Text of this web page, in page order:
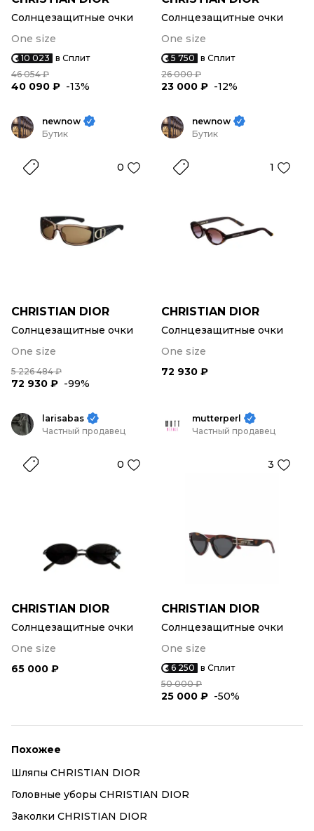
Солнцезащитные очки
One size
10 023 в Сплит
46 054 ₽
40 090 ₽ -13%
Солнцезащитные очки
One size
5 750 в Сплит
26 000 ₽
23 000 ₽ -12%
newnow
Бутик
0
CHRISTIAN DIOR
Солнцезащитные очки
One size
5 226 484 ₽
72 930 ₽ -99%
newnow
Бутик
1
CHRISTIAN DIOR
Солнцезащитные очки
One size
72 930 ₽
larisabas
Частный продавец
0
CHRISTIAN DIOR
Солнцезащитные очки
One size
65 000 ₽
mutterperl
Частный продавец
3
CHRISTIAN DIOR
Солнцезащитные очки
One size
6 250 в Сплит
50 000 ₽
25 000 ₽ -50%
Похожее
Шляпы CHRISTIAN DIOR
Головные уборы CHRISTIAN DIOR
Заколки CHRISTIAN DIOR